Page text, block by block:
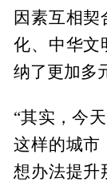
因素互相
化、中华文
纳了更加多
“其实，今
这样的城市
想办法提升